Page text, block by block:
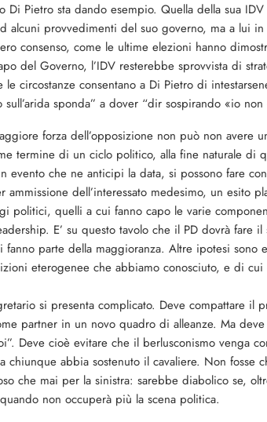
Pietro sta dando esempio. Quella della sua
alcuni provvedimenti del suo governo, ma a lui
consenso, come le ultime elezioni hanno
del Governo, l’IDV resterebbe sprovvista di
circostanze consentano a Di Pietro di
sponda” a dover “dir sospirando «io non
forza dell’opposizione non può non avere
termine di un ciclo politico, alla fine naturale di
che ne anticipi la data, si possono fare
dell’interessato medesimo, un esito
politici, quelli a cui fanno capo le varie
E’ su questo tavolo che il PD dovrà fare
parte della maggioranza. Altre ipotesi sono
eterogenee che abbiamo conosciuto, e di cui
si presenta complicato. Deve compattare il
partner in un novo quadro di alleanze. Ma
Deve cioè evitare che il berlusconismo venga
chiunque abbia sostenuto il cavaliere. Non fosse
che mai per la sinistra: sarebbe diabolico se,
non occuperà più la scena politica.